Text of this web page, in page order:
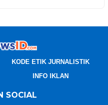
KODE ETIK JURNALISTIK
INFO IKLAN
SOCIAL